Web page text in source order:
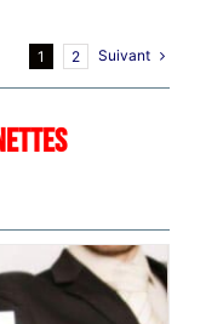
1 2 Suivant